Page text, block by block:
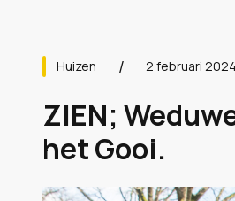
Huizen 2 februari 2024
ZIEN;
het Gooi.